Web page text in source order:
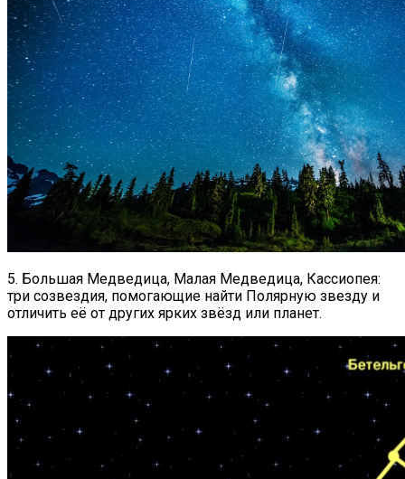
5. Большая Медведица, Малая Медведица, Кассиопея:
три созвездия, помогающие найти Полярную звезду и
отличить её от других ярких звёзд или планет.